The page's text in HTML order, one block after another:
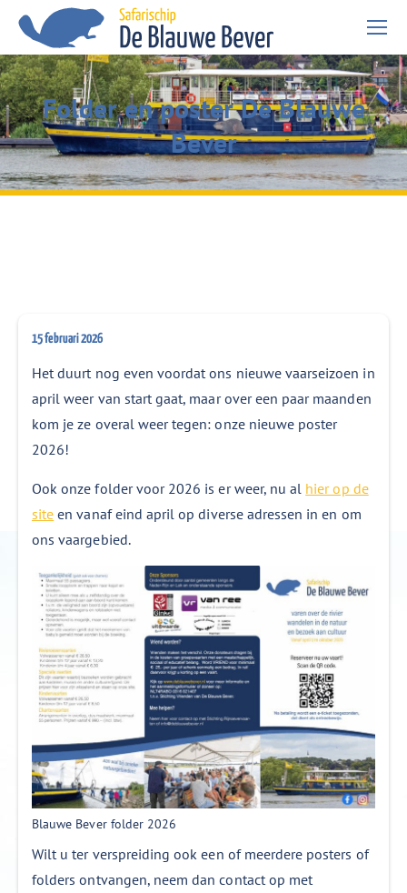
Folder en poster De Blauwe
Bever
Je bent hier:
15 februari 2026
Het duurt nog even voordat ons nieuwe vaarseizoen in
april weer van start gaat, maar over een paar maanden
kom je ze overal weer tegen: onze nieuwe poster
2026!
Ook onze folder voor 2026 is er weer, nu al hier op de
site en vanaf eind april op diverse adressen in en om
ons vaargebied.
Blauwe Bever folder 2026
Wilt u ter verspreiding ook een of meerdere posters of
folders ontvangen, neem dan contact op met